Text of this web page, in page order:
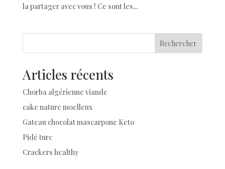
la partager avec vous ! Ce sont les...
Rechercher
Articles récents
Chorba algérienne viande
cake nature moelleux
Gateau chocolat mascarpone Keto
Pidé turc
Crackers healthy